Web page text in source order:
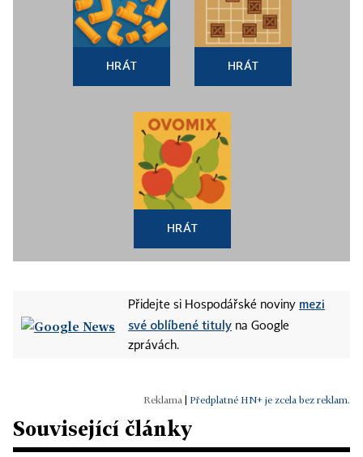
HRÁT HRÁT
HRÁT
Přidejte si Hospodářské noviny mezi
své oblíbené tituly na Google
zprávách.
Předplatné HN+ je zcela bez reklam.
Související články